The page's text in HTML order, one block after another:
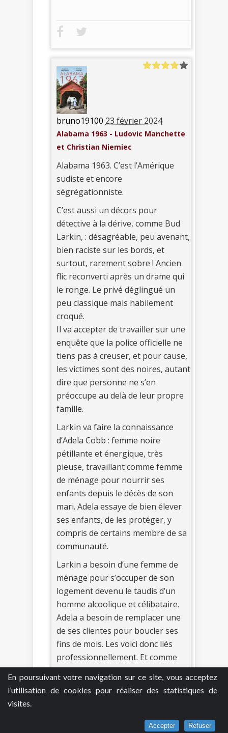
En poursuivant votre navigation sur ce site, vous acceptez
l’utilisation de cookies pour réaliser des statistiques de
visites.
Accepter Refuser
bruno19100 23 février 2024
Alabama 1963 - Ludovic Manchette
et Christian Niemiec
Alabama 1963. C’est l’Amérique
sudiste et encore
ségrégationniste.
C’est aussi un décors pour
détective à la dérive, comme Bud
Larkin, : désagréable, peu avenant,
bien raciste sur les bords, et
surtout, rarement sobre ! Ancien
flic reconverti après un drame qui
le ronge. Le privé déglingué un
peu classique mais habilement
croqué.
Il va accepter de travailler sur une
enquête que la police officielle ne
tiens pas à creuser, et pour cause,
les victimes sont des noires, autant
dire que personne ne s’en
préoccupe au delà de leur propre
famille.
Larkin va faire la connaissance
d’Adela Cobb : femme noire
pétillante et énergique, très
pieuse, travaillant comme femme
de ménage pour nourrir ses
enfants depuis le décès de son
mari. Adela essaye de bien élever
ses enfants, de les protéger, y
compris de certains membre de sa
communauté.
Larkin a besoin d’une femme de
ménage pour s’occuper de son
logement devenu le taudis d’un
homme alcoolique et célibataire.
Adela a besoin de remplacer une
de ses clientes pour boucler ses
fins de mois. Les voici donc liés
professionnellement. Et comme
Adela est une femme noire et
Larkin un mâle blanc, Adela va
pouvoir aussi l’aider à obtenir des
noir où son enquête pousse